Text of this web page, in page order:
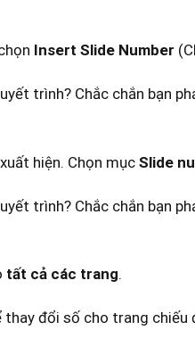
Insert Slide Number
hiện. Chọn mục Slide
tất cả các trang.
thay đổi số cho trang chiếu